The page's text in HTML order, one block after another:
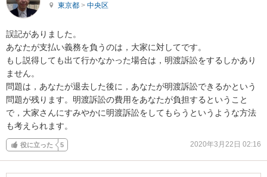
東京都 > 中央区
誤記がありました。
あなたが支払い義務を負うのは，大家に対してです。
もし説得しても出て行かなかった場合は，明渡訴訟をするしかあり
ません。
問題は，あなたが退去した後に，あなたが明渡訴訟できるかという
問題が残ります。明渡訴訟の費用をあなたが負担するということ
で，大家さんにすみやかに明渡訴訟をしてもらうというような方法
も考えられます。
役に立った 5 2020年3月22日 02:16